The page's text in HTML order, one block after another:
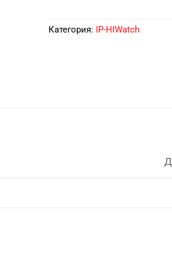
Категория: IP-HIWatch